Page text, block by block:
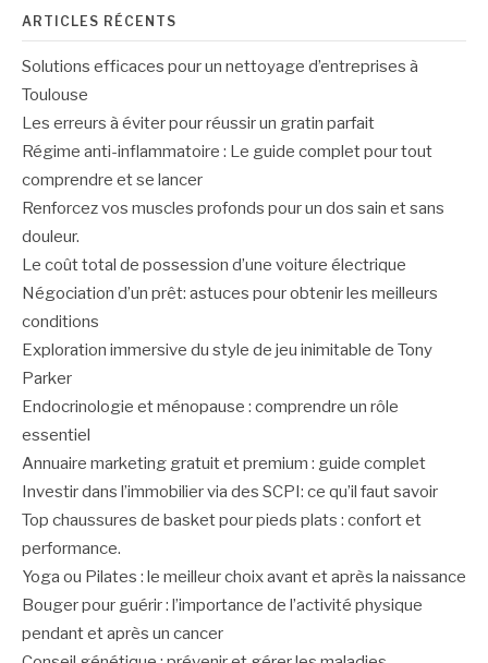
ARTICLES RÉCENTS
Solutions efficaces pour un nettoyage d’entreprises à
Toulouse
Les erreurs à éviter pour réussir un gratin parfait
Régime anti-inflammatoire : Le guide complet pour tout
comprendre et se lancer
Renforcez vos muscles profonds pour un dos sain et sans
douleur.
Le coût total de possession d’une voiture électrique
Négociation d’un prêt: astuces pour obtenir les meilleurs
conditions
Exploration immersive du style de jeu inimitable de Tony
Parker
Endocrinologie et ménopause : comprendre un rôle
essentiel
Annuaire marketing gratuit et premium : guide complet
Investir dans l’immobilier via des SCPI: ce qu’il faut savoir
Top chaussures de basket pour pieds plats : confort et
performance.
Yoga ou Pilates : le meilleur choix avant et après la naissance
Bouger pour guérir : l’importance de l’activité physique
pendant et après un cancer